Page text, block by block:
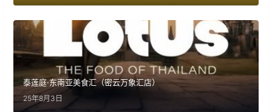
泰莲庭·东南亚美食汇（密云万象汇店）
25年8月3日